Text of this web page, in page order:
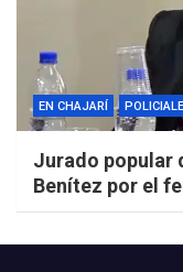
EN CHAJARÍ
Jurado popular
Benítez por el